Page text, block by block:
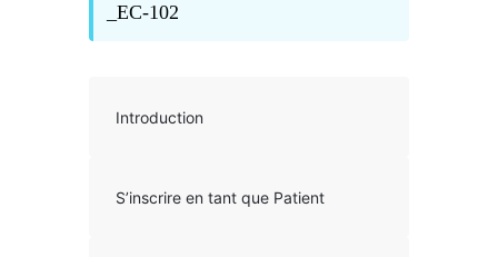
_EC-102
Introduction
S’inscrire en tant que Patient